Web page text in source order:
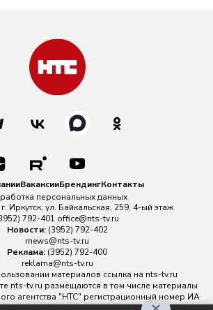
ВакансииБрендингКонтакты
персональных данных
Иркутск, ул. Байкальская, 259, 4-ый этаж
792-401 office@nts-tv.ru
Новости: (3952) 792-402
rnews@nts-tv.ru
Реклама: (3952) 792-400
reklama@nts-tv.ru
материалов ссылка на nts-tv.ru
nts-tv.ru размещаются в том числе материалы
агентства "НТС" регистрационный номер ИА